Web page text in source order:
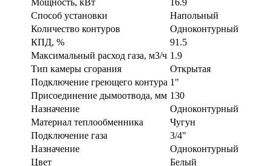
Способ установки
Напольный
Количество контуров
Одноконтурный
КПД, %
91.5
Максимальный расход газа, м3/ч 1.9
Тип камеры сгорания
Открытая
Подключение греющего контура 1"
Присоединение дымоотвода, мм 130
Назначение
Одноконтурный
Материал теплообменника
Чугун
Подключение газа
3/4"
Назначение
Одноконтурный
Цвет
Белый